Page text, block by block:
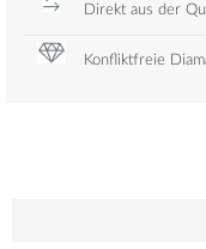
Direkt aus der
Konfliktfreie